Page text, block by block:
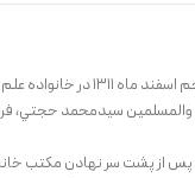
بابل چشم به جهان گشود.
سيدمحمد حجتي،
از پشت سر نهادن مكتب خانه